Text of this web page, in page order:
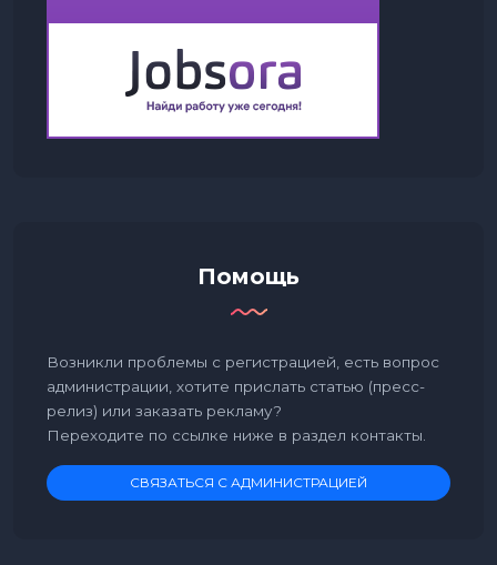
Помощь
Возникли проблемы с регистрацией, есть вопрос
администрации, хотите прислать статью (пресс-
релиз) или заказать рекламу?
Переходите по ссылке ниже в раздел контакты.
СВЯЗАТЬСЯ С АДМИНИСТРАЦИЕЙ